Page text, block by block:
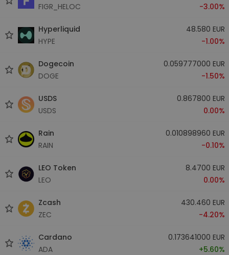
FIGR_HELOC
-3.00%
Hyperliquid
HYPE
48.580 EUR
-1.00%
Dogecoin
DOGE
0.059777000 EUR
-1.50%
USDS
USDS
0.867800 EUR
0.00%
Rain
RAIN
0.010898960 EUR
-0.10%
LEO Token
LEO
8.4700 EUR
0.00%
Zcash
ZEC
430.460 EUR
-4.20%
Cardano
ADA
0.173641000 EUR
+5.60%